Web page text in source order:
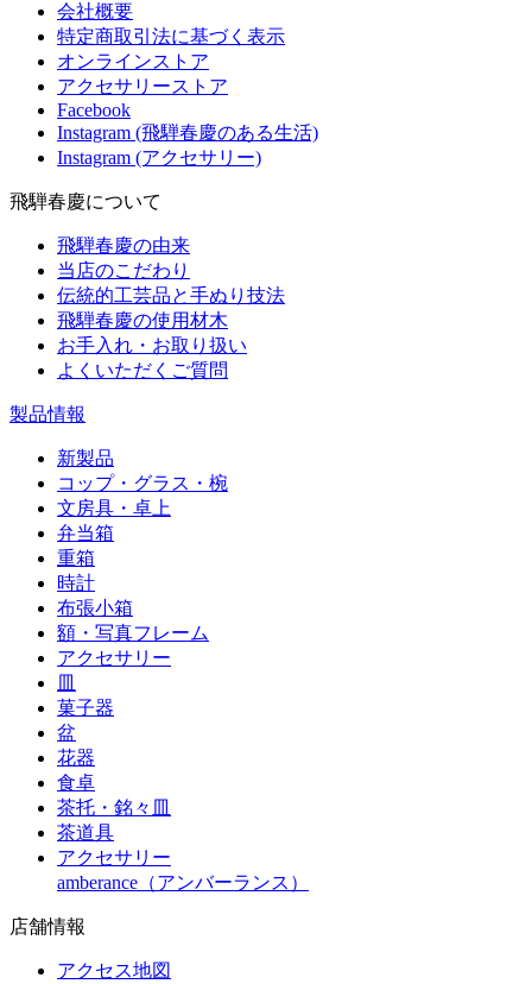
会社概要
特定商取引法に基づく表示
オンラインストア
アクセサリーストア
Facebook
Instagram (飛騨春慶のある生活)
Instagram (アクセサリー)
飛騨春慶について
飛騨春慶の由来
当店のこだわり
伝統的工芸品と手ぬり技法
飛騨春慶の使用材木
お手入れ・お取り扱い
よくいただくご質問
製品情報
新製品
コップ・グラス・椀
文房具・卓上
弁当箱
重箱
時計
布張小箱
額・写真フレーム
アクセサリー
皿
菓子器
盆
花器
食卓
茶托・銘々皿
茶道具
アクセサリー
amberance（アンバーランス）
店舗情報
アクセス地図